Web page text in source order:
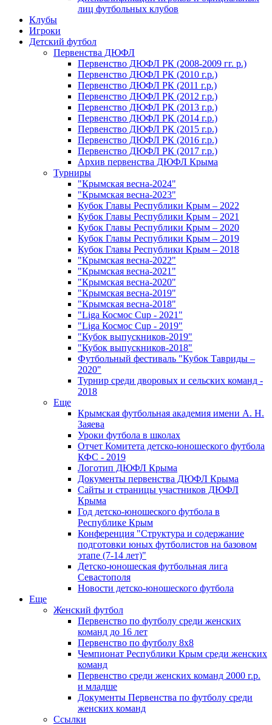
лиц футбольных клубов
Клубы
Игроки
Детский футбол
Первенства ДЮФЛ
Первенство ДЮФЛ РК (2008-2009 гг. р.)
Первенство ДЮФЛ РК (2010 г.р.)
Первенство ДЮФЛ РК (2011 г.р.)
Первенство ДЮФЛ РК (2012 г.р.)
Первенство ДЮФЛ РК (2013 г.р.)
Первенство ДЮФЛ РК (2014 г.р.)
Первенство ДЮФЛ РК (2015 г.р.)
Первенство ДЮФЛ РК (2016 г.р.)
Первенство ДЮФЛ РК (2017 г.р.)
Архив первенства ДЮФЛ Крыма
Турниры
"Крымская весна-2024"
"Крымская весна-2023"
Кубок Главы Республики Крым – 2022
Кубок Главы Республики Крым – 2021
Кубок Главы Республики Крым – 2020
Кубок Главы Республики Крым – 2019
Кубок Главы Республики Крым – 2018
"Крымская весна-2022"
"Крымская весна-2021"
"Крымская весна-2020"
"Крымская весна-2019"
"Крымская весна-2018"
"Liga Космос Cup - 2021"
"Liga Космос Cup - 2019"
"Кубок выпускников-2019"
"Кубок выпускников-2018"
Футбольный фестиваль "Кубок Тавриды –
2020"
Турнир среди дворовых и сельских команд -
2018
Еще
Крымская футбольная академия имени А. Н.
Заяева
Уроки футбола в школах
Отчет Комитета детско-юношеского футбола
КФС - 2019
Логотип ДЮФЛ Крыма
Документы первенства ДЮФЛ Крыма
Сайты и страницы участников ДЮФЛ
Крыма
Год детско-юношеского футбола в
Республике Крым
Конференция "Структура и содержание
подготовки юных футболистов на базовом
этапе (7-14 лет)"
Детско-юношеская футбольная лига
Севастополя
Новости детско-юношеского футбола
Еще
Женский футбол
Первенство по футболу среди женских
команд до 16 лет
Первенство по футболу 8х8
Чемпионат Республики Крым среди женских
команд
Первенство среди женских команд 2000 г.р.
и младше
Документы Первенства по футболу среди
женских команд
Ссылки